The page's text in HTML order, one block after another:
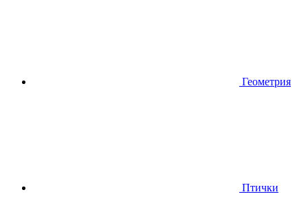
Геометрия
Птички